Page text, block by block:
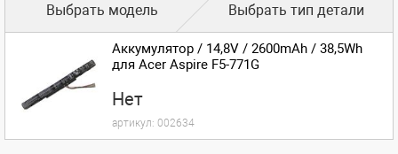
Выбрать модель Выбрать тип детали
Аккумулятор / 14,8V / 2600mAh / 38,5Wh
для Acer Aspire F5-771G
Нет
артикул: 002634